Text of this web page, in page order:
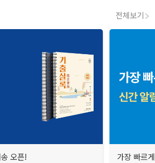
전체보기
오픈!
가장 빠르